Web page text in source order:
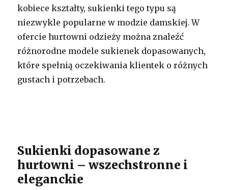
kobiece kształty, sukienki tego typu są
niezwykle popularne w modzie damskiej. W
ofercie hurtowni odzieży można znaleźć
różnorodne modele sukienek dopasowanych,
które spełnią oczekiwania klientek o różnych
gustach i potrzebach.
Sukienki dopasowane z
hurtowni – wszechstronne i
eleganckie